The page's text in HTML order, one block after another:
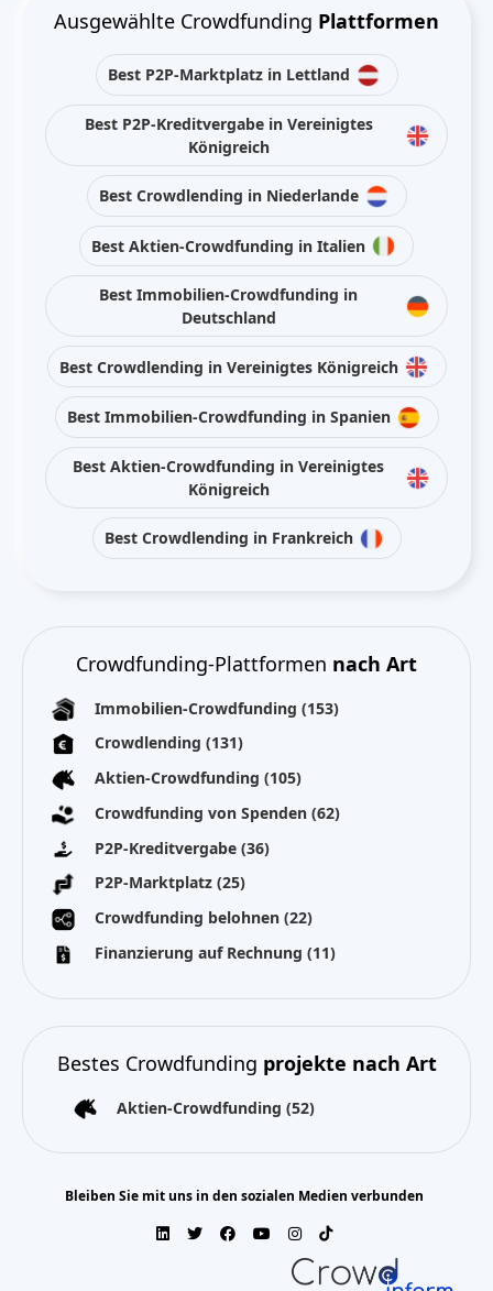
Ausgewählte Crowdfunding Plattformen
Best P2P-Marktplatz in Lettland
Best P2P-Kreditvergabe in Vereinigtes
Königreich
Best Crowdlending in Niederlande
Best Aktien-Crowdfunding in Italien
Best Immobilien-Crowdfunding in
Deutschland
Best Crowdlending in Vereinigtes Königreich
Best Immobilien-Crowdfunding in Spanien
Best Aktien-Crowdfunding in Vereinigtes
Königreich
Best Crowdlending in Frankreich
Crowdfunding-Plattformen nach Art
Immobilien-Crowdfunding (153)
Crowdlending (131)
Aktien-Crowdfunding (105)
Crowdfunding von Spenden (62)
P2P-Kreditvergabe (36)
P2P-Marktplatz (25)
Crowdfunding belohnen (22)
Finanzierung auf Rechnung (11)
Bestes Crowdfunding projekte nach Art
Aktien-Crowdfunding (52)
Bleiben Sie mit uns in den sozialen Medien verbunden